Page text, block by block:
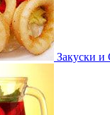
Закуски и